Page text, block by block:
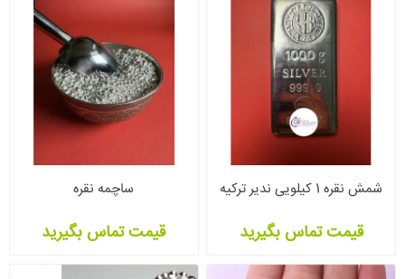
شمش نقره 1 کیلویی ندیر ترکیه
قیمت تماس بگیرید
ساچمه نقره
قیمت تماس بگیرید